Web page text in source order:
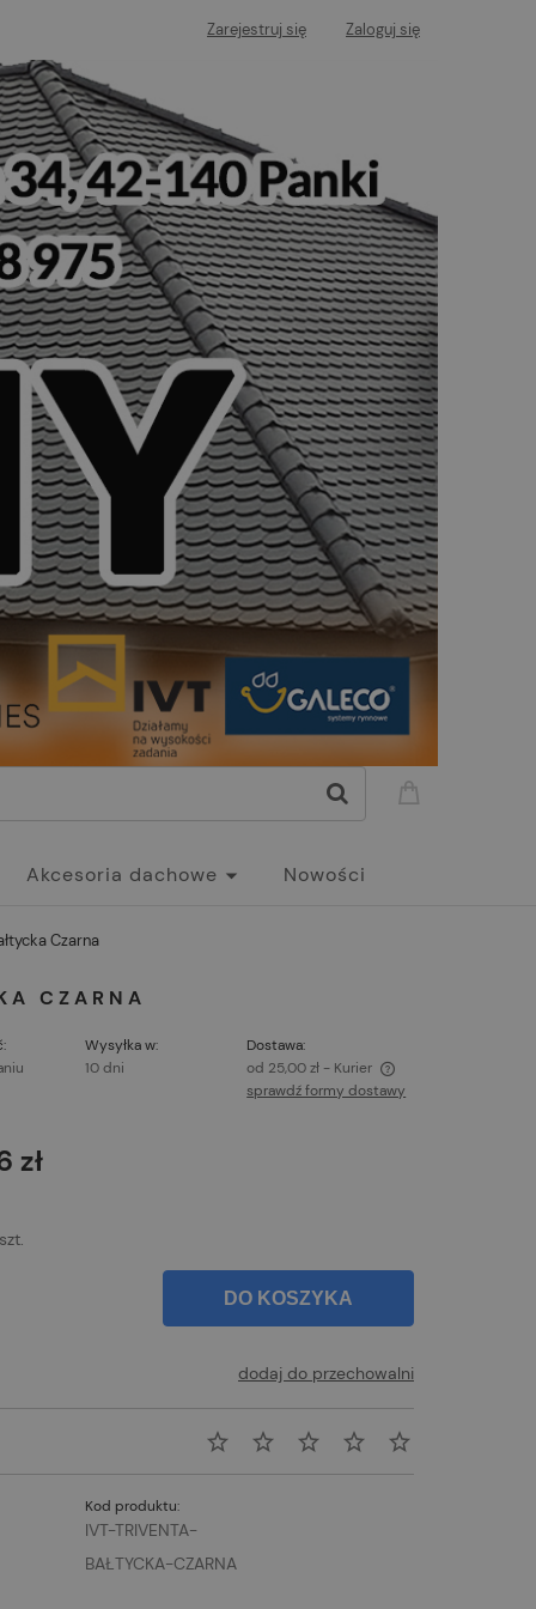
Zarejestruj się Zaloguj się
Akcesoria dachowe Nowości
Czarna
CZARNA
Wysyłka w:
10 dni
Dostawa:
od 25,00 zł - Kurier
sprawdź formy dostawy
zł
szt.
DO KOSZYKA
dodaj do przechowalni
Kod produktu:
IVT-TRIVENTA-
BAŁTYCKA-CZARNA